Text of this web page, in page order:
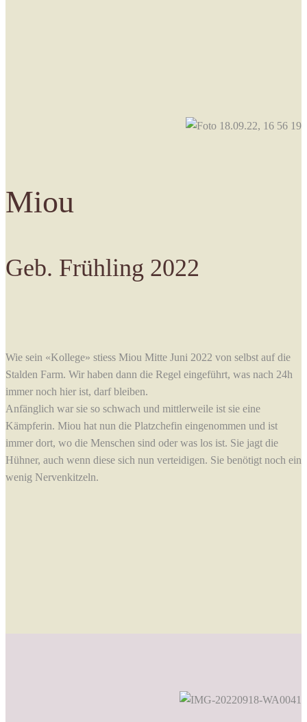
Miou
Geb. Frühling 2022
Wie sein «Kollege» stiess Miou Mitte Juni 2022 von selbst auf die
Stalden Farm. Wir haben dann die Regel eingeführt, was nach 24h
immer noch hier ist, darf bleiben.
Anfänglich war sie so schwach und mittlerweile ist sie eine
Kämpferin. Miou hat nun die Platzchefin eingenommen und ist
immer dort, wo die Menschen sind oder was los ist. Sie jagt die
Hühner, auch wenn diese sich nun verteidigen. Sie benötigt noch ein
wenig Nervenkitzeln.